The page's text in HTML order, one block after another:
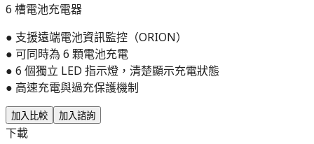
6 槽電池充電器
● 支援遠端電池資訊監控（ORION）
● 可同時為 6 顆電池充電
● 6 個獨立 LED 指示燈，清楚顯示充電狀態
● 高速充電與過充保護機制
加入比較 加入諮詢
下載